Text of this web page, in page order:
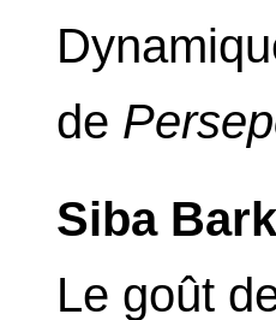
de
Siba
Le goût